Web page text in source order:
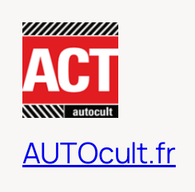
contenu
AUTOcult.fr